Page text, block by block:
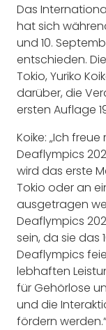
Das
hat sich
und 10.
entschieden.
Tokio, Yuriko
darüber, die
ersten Auflage
Koike: „Ich
Deaflympics
wird das erste
Tokio oder an
ausgetragen
Deaflympics
sein, da sie das
Deaflympics
lebhaften
für Gehörlose
und die
fördern werden.“